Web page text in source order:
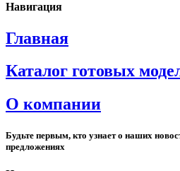
Навигация
Главная
Каталог готовых
О компании
Будьте первым, кто узнает о наших
предложениях